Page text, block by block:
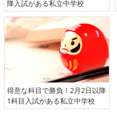
降入試がある私立中学校
得意な科目で勝負！2月2日以降
1科目入試がある私立中学校